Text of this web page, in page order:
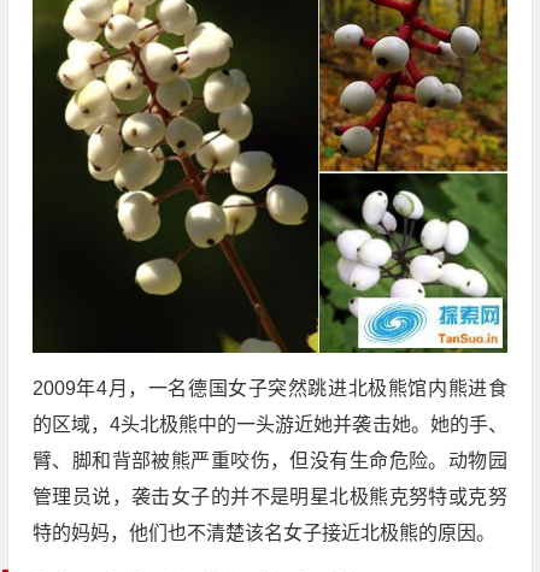
2009年4月，一名德国女子突然跳进北极熊馆内熊进食
的区域，4头北极熊中的一头游近她并袭击她。她的手、
臂、脚和背部被熊严重咬伤，但没有生命危险。动物园
管理员说，袭击女子的并不是明星北极熊克努特或克努
特的妈妈，他们也不清楚该名女子接近北极熊的原因。